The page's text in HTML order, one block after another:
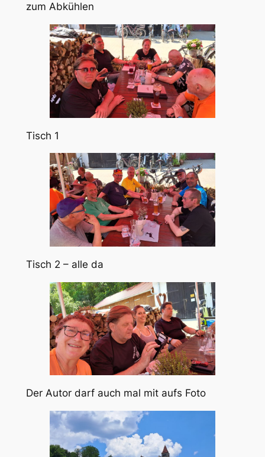
zum Abkühlen
Tisch 1
Tisch 2 – alle da
Der Autor darf auch mal mit aufs Foto